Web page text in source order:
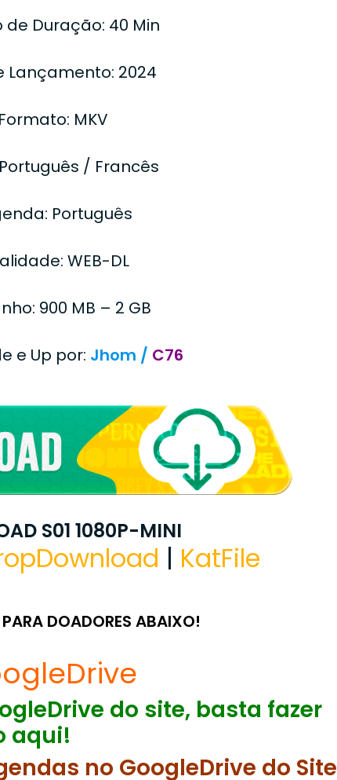
de Duração: 40 Min
Lançamento: 2024
Formato: MKV
/ Francês
Português
WEB-DL
900 MB – 2 GB
e Up por: Jhom / C76
S01 1080P-MINI
| KatFile
PARA DOADORES ABAIXO!
do site, basta fazer
aqui!
no GoogleDrive do Site